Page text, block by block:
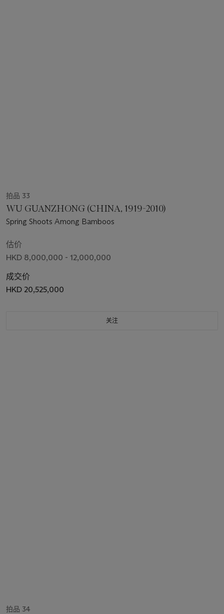
拍品 33
WU GUANZHONG (CHINA, 1919-2010)
Spring Shoots Among Bamboos
估价
HKD 8,000,000 - 12,000,000
成交价
HKD 20,525,000
关注
拍品 34